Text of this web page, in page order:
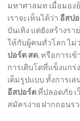
มหาศาลมท เมื่อมอง
เราจะเห็นได้ว่า อีสป
บันเทิง แต่ยังสร้างรา
ให้กับผู้คนทั่วโลก ไม่
ปอร์ต สด, หรือการเ
การเติบโตที่แข็งแก
เต็มรูปแบบ ทั้งการเ
อีสปอร์ตที่ปลอดภัย เ
สมัครง่าย ฝากถอนร